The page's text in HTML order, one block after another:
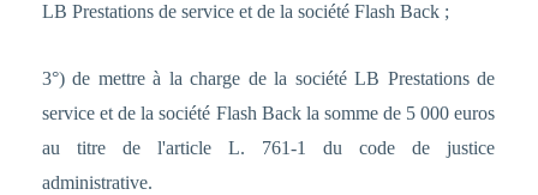
LB Prestations de service et de la société Flash Back ;
3°) de mettre à la charge de la société LB Prestations de
service et de la société Flash Back la somme de 5 000 euros
au titre de l'article L. 761-1 du code de justice
administrative.